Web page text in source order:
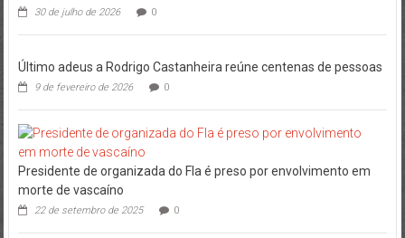
30 de julho de 2026 0
Último adeus a Rodrigo Castanheira reúne centenas de pessoas
9 de fevereiro de 2026 0
Presidente de organizada do Fla é preso por envolvimento em
morte de vascaíno
22 de setembro de 2025 0